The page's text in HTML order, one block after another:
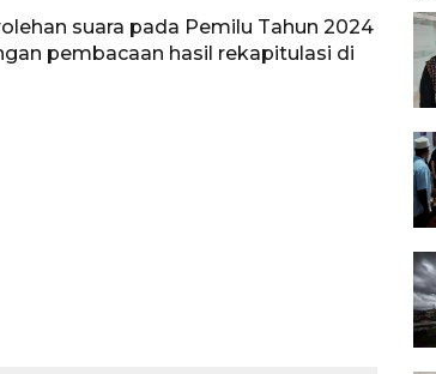
suara pada Pemilu Tahun 2024
pembacaan hasil rekapitulasi di